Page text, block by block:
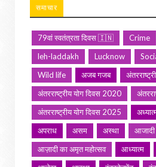
समाचार
79वां स्वतंत्रता दिवस 🇮🇳 Crime
leh-laddakh
Lucknow
Wild life
अजब गजब
अंतरराष्ट्रीय योग दिवस 2020
अंतरराष्ट्रीय योग दिवस 2025
अपराध
असम अस्था
आजादी
आज़ादी का अमृत महोत्सव
आध्यात्म